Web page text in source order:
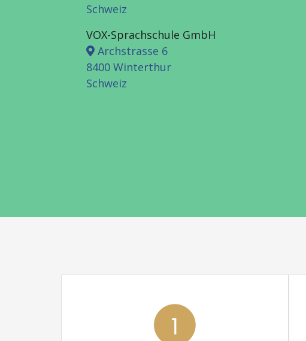
Schweiz
VOX-Sprachschule GmbH
Archstrasse 6
8400 Winterthur
Schweiz
1